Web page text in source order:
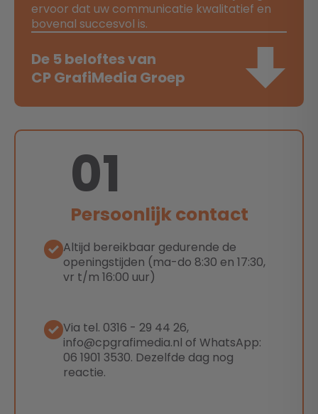
ervoor dat uw communicatie kwalitatief en
bovenal succesvol is.
De 5 beloftes van
CP GrafiMedia Groep
01
Persoonlijk contact
Altijd bereikbaar gedurende de
openingstijden (ma-do 8:30 en 17:30,
vr t/m 16:00 uur)
Via tel. 0316 - 29 44 26,
info@cpgrafimedia.nl of WhatsApp:
06 1901 3530. Dezelfde dag nog
reactie.